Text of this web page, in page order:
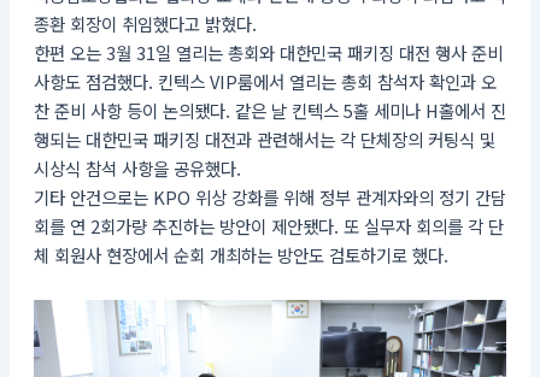
종환 회장이 취임했다고 밝혔다.
한편 오는 3월 31일 열리는 총회와 대한민국 패키징 대전 행사 준비
사항도 점검했다. 킨텍스 VIP룸에서 열리는 총회 참석자 확인과 오
찬 준비 사항 등이 논의됐다. 같은 날 킨텍스 5홀 세미나 H홀에서 진
행되는 대한민국 패키징 대전과 관련해서는 각 단체장의 커팅식 및
시상식 참석 사항을 공유했다.
기타 안건으로는 KPO 위상 강화를 위해 정부 관계자와의 정기 간담
회를 연 2회가량 추진하는 방안이 제안됐다. 또 실무자 회의를 각 단
체 회원사 현장에서 순회 개최하는 방안도 검토하기로 했다.